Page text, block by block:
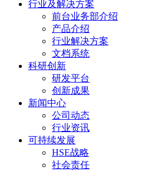
行业及解决方案
前台业务部介绍
产品介绍
行业解决方案
文档系统
科研创新
研发平台
创新成果
新闻中心
公司动态
行业资讯
可持续发展
HSE战略
社会责任